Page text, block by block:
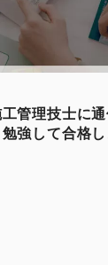
工管理技士に
強して合格し